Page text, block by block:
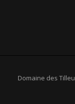
Domaine des